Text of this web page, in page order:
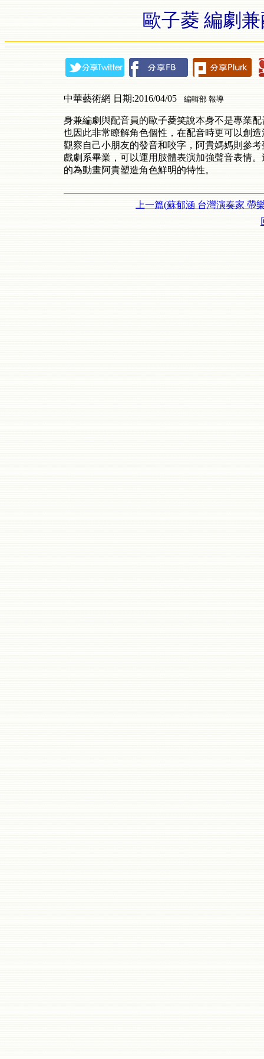
歐子菱 編劇
中華藝術網 日期:2016/04/05 編輯部 報導
身兼編劇與配音員的歐子菱笑說本身不是專業
也因此非常瞭解角色個性，在配音時更可以創
觀察自己小朋友的發音和咬字，阿貴媽媽則參
戲劇系畢業，可以運用肢體表演加強聲音表情
的為動畫阿貴塑造角色鮮明的特性。
上一篇(蘇郁涵 台灣演奏家 帶